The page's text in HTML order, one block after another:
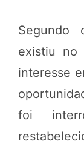
Segundo
existiu no
interesse
foi